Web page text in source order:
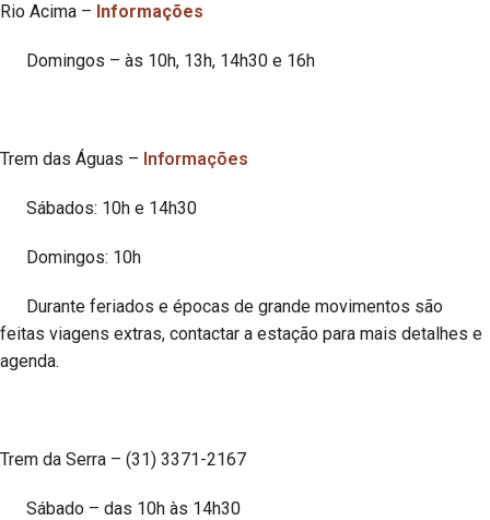
Rio Acima – Informações
Domingos – às 10h, 13h, 14h30 e 16h
Trem das Águas – Informações
Sábados: 10h e 14h30
Domingos: 10h
Durante feriados e épocas de grande movimentos são
feitas viagens extras, contactar a estação para mais detalhes e
agenda.
Trem da Serra – (31) 3371-2167
Sábado – das 10h às 14h30